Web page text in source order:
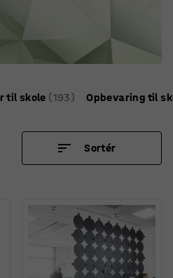
til skole (193) Opbevaring til
Sortér